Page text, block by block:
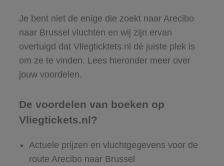
Je bent niet de enige die zoekt naar Arecibo
naar Brussel vluchten en wij zijn ervan
overtuigd dat Vliegticktets.nl dé juiste plek is
om ze te vinden. Lees hieronder meer over
jouw voordelen.
De voordelen van boeken op
Vliegtickets.nl?
Actuele prijzen en vluchtgegevens voor de
route Arecibo naar Brussel